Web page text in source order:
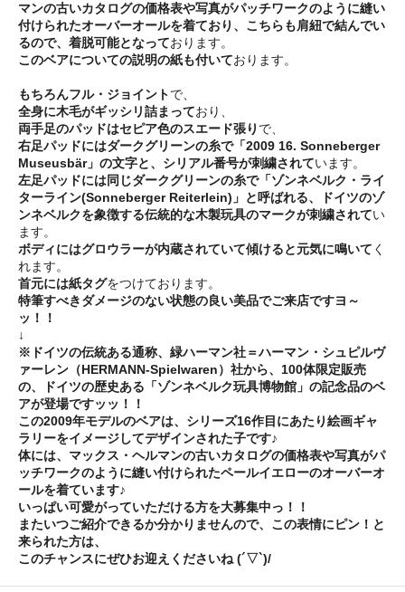
マンの古いカタログの価格表や写真がパッチワークのように縫い
付けられたオーバーオールを着ており、こちらも肩紐で結んでい
るので、着脱可能となっております。
このベアについての説明の紙も付いております。
もちろんフル・ジョイントで、
全身に木毛がギッシリ詰まっており、
両手足のパッドはセピア色のスエード張り で、
右足パッドにはダークグリーンの糸で「2009 16. Sonneberger
Museusbär」の文字と、シリアル番号が刺繍されています。
左足パッドには同じダークグリーンの糸で「ゾンネベルク・ライ
ターライン(Sonneberger Reiterlein)」と呼ばれる、ドイツのゾ
ンネベルクを象徴する伝統的な木製玩具のマークが刺繍されてい
ます。
ボディにはグロウラーが内蔵されていて傾けると元気に鳴いて く
れます。
首元には紙タグをつけております。
特筆すべきダメージのない状態の良い美品でご来店ですヨ～
ッ！！
↓
※ドイツの伝統ある通称、緑ハーマン社＝ハーマン・シュピルヴ
ァーレン（HERMANN-Spielwaren）社から、100体限定販売
の、ドイツの歴史ある「ゾンネベルク玩具博物館」の記念品のベ
アが登場ですッッ！！
この2009年モデルのベアは、シリーズ16作目にあたり絵画ギャ
ラリーをイメージしてデザインされた子です♪
体には、マックス・ヘルマンの古いカタログの価格表や写真がパ
ッチワークのように縫い付けられたペールイエローのオーバーオ
ールを着ています♪
いっぱい可愛がっていただける方を大募集中っ！！
またいつご紹介できるか分かりませんので、この表情にピン！と
来られた方は、
このチャンスにぜひお迎えくださいね (´▽`)/